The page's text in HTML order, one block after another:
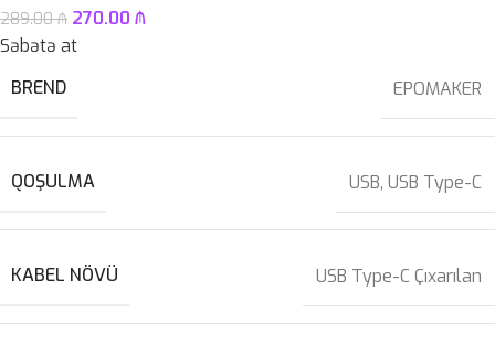
289.00₼ 270.00 ₼
Səbətə at
BREND
EPOMAKER
QOŞULMA USB, USB Type-C
KABEL NÖVÜ USB Type-C Çıxarılan